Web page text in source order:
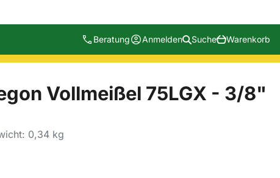
Beratung Anmelden Suche Warenkorb
Vollmeißel 75LGX - 3/8"
0,34 kg